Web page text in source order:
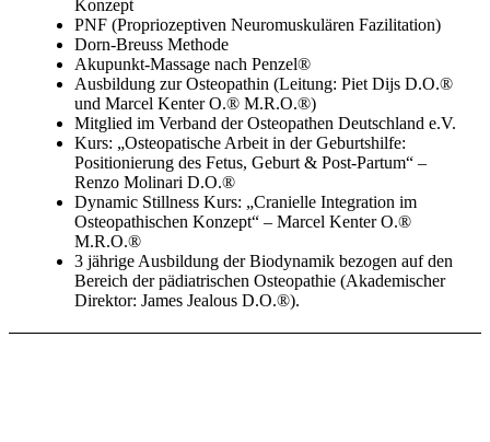
Konzept
PNF (Propriozeptiven Neuromuskulären Fazilitation)
Dorn-Breuss Methode
Akupunkt-Massage nach Penzel®
Ausbildung zur Osteopathin (Leitung: Piet Dijs D.O.®
und Marcel Kenter O.® M.R.O.®)
Mitglied im Verband der Osteopathen Deutschland e.V.
Kurs: „Osteopatische Arbeit in der Geburtshilfe:
Positionierung des Fetus, Geburt & Post-Partum“ –
Renzo Molinari D.O.®
Dynamic Stillness Kurs: „Cranielle Integration im
Osteopathischen Konzept“ – Marcel Kenter O.®
M.R.O.®
3 jährige Ausbildung der Biodynamik bezogen auf den
Bereich der pädiatrischen Osteopathie (Akademischer
Direktor: James Jealous D.O.®).